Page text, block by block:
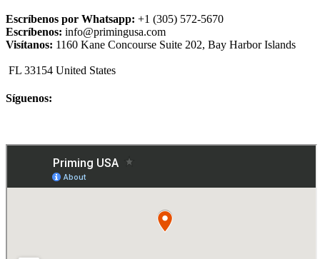
Escríbenos por Whatsapp: +1 (305) 572-5670
Escríbenos: info@primingusa.com
Visítanos: 1160 Kane Concourse Suite 202, Bay Harbor Islands
FL 33154 United States
Síguenos: